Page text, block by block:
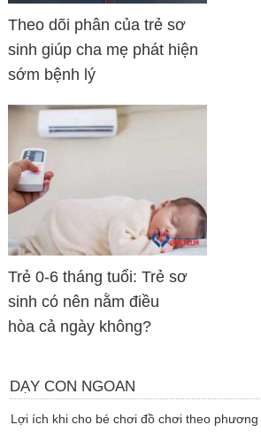
Theo dõi phân của trẻ sơ
sinh giúp cha mẹ phát hiện
sớm bệnh lý
Trẻ 0-6 tháng tuổi: Trẻ sơ
sinh có nên nằm điều
hòa cả ngày không?
DẠY CON NGOAN
Lợi ích khi cho bé chơi đồ chơi theo